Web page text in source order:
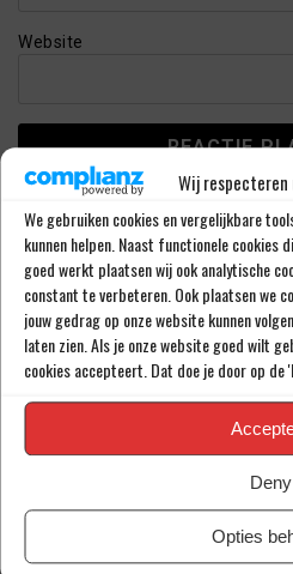
Wij respecteren
We gebruiken cookies en vergelijkbare
kunnen helpen. Naast functionele cookies
goed werkt plaatsen wij ook analytische
constant te verbeteren. Ook plaatsen we
jouw gedrag op onze website kunnen
laten zien. Als je onze website goed wilt
cookies accepteert. Dat doe je door op
Deny
Opties
Website
LAATSTE
‘RAHEEM
OPMERKELIJK
‘SHAQUEEL VAN
IETS EXTRA’S’